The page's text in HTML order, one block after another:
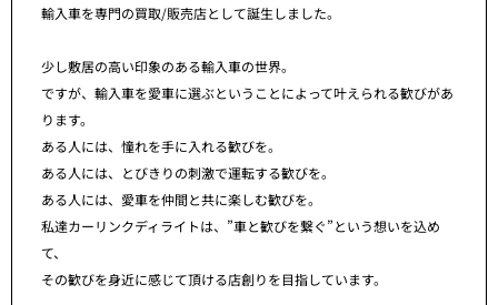
輸入車を専門の買取/販売店として誕生しました。
少し敷居の高い印象のある輸入車の世界。
ですが、輸入車を愛車に選ぶということによって叶えられる歓びがあ
ります。
ある人には、憧れを手に入れる歓びを。
ある人には、とびきりの刺激で運転する歓びを。
ある人には、愛車を仲間と共に楽しむ歓びを。
私達カーリンクディライトは、”車と歓びを繋ぐ”という想いを込め
て、
その歓びを身近に感じて頂ける店創りを目指しています。